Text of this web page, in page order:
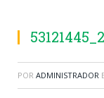
POR ADMINISTRADOR